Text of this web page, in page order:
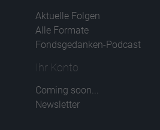
Aktuelle Folgen
Alle Formate
Fondsgedanken-Podcast
Ihr Konto
Coming soon...
Newsletter